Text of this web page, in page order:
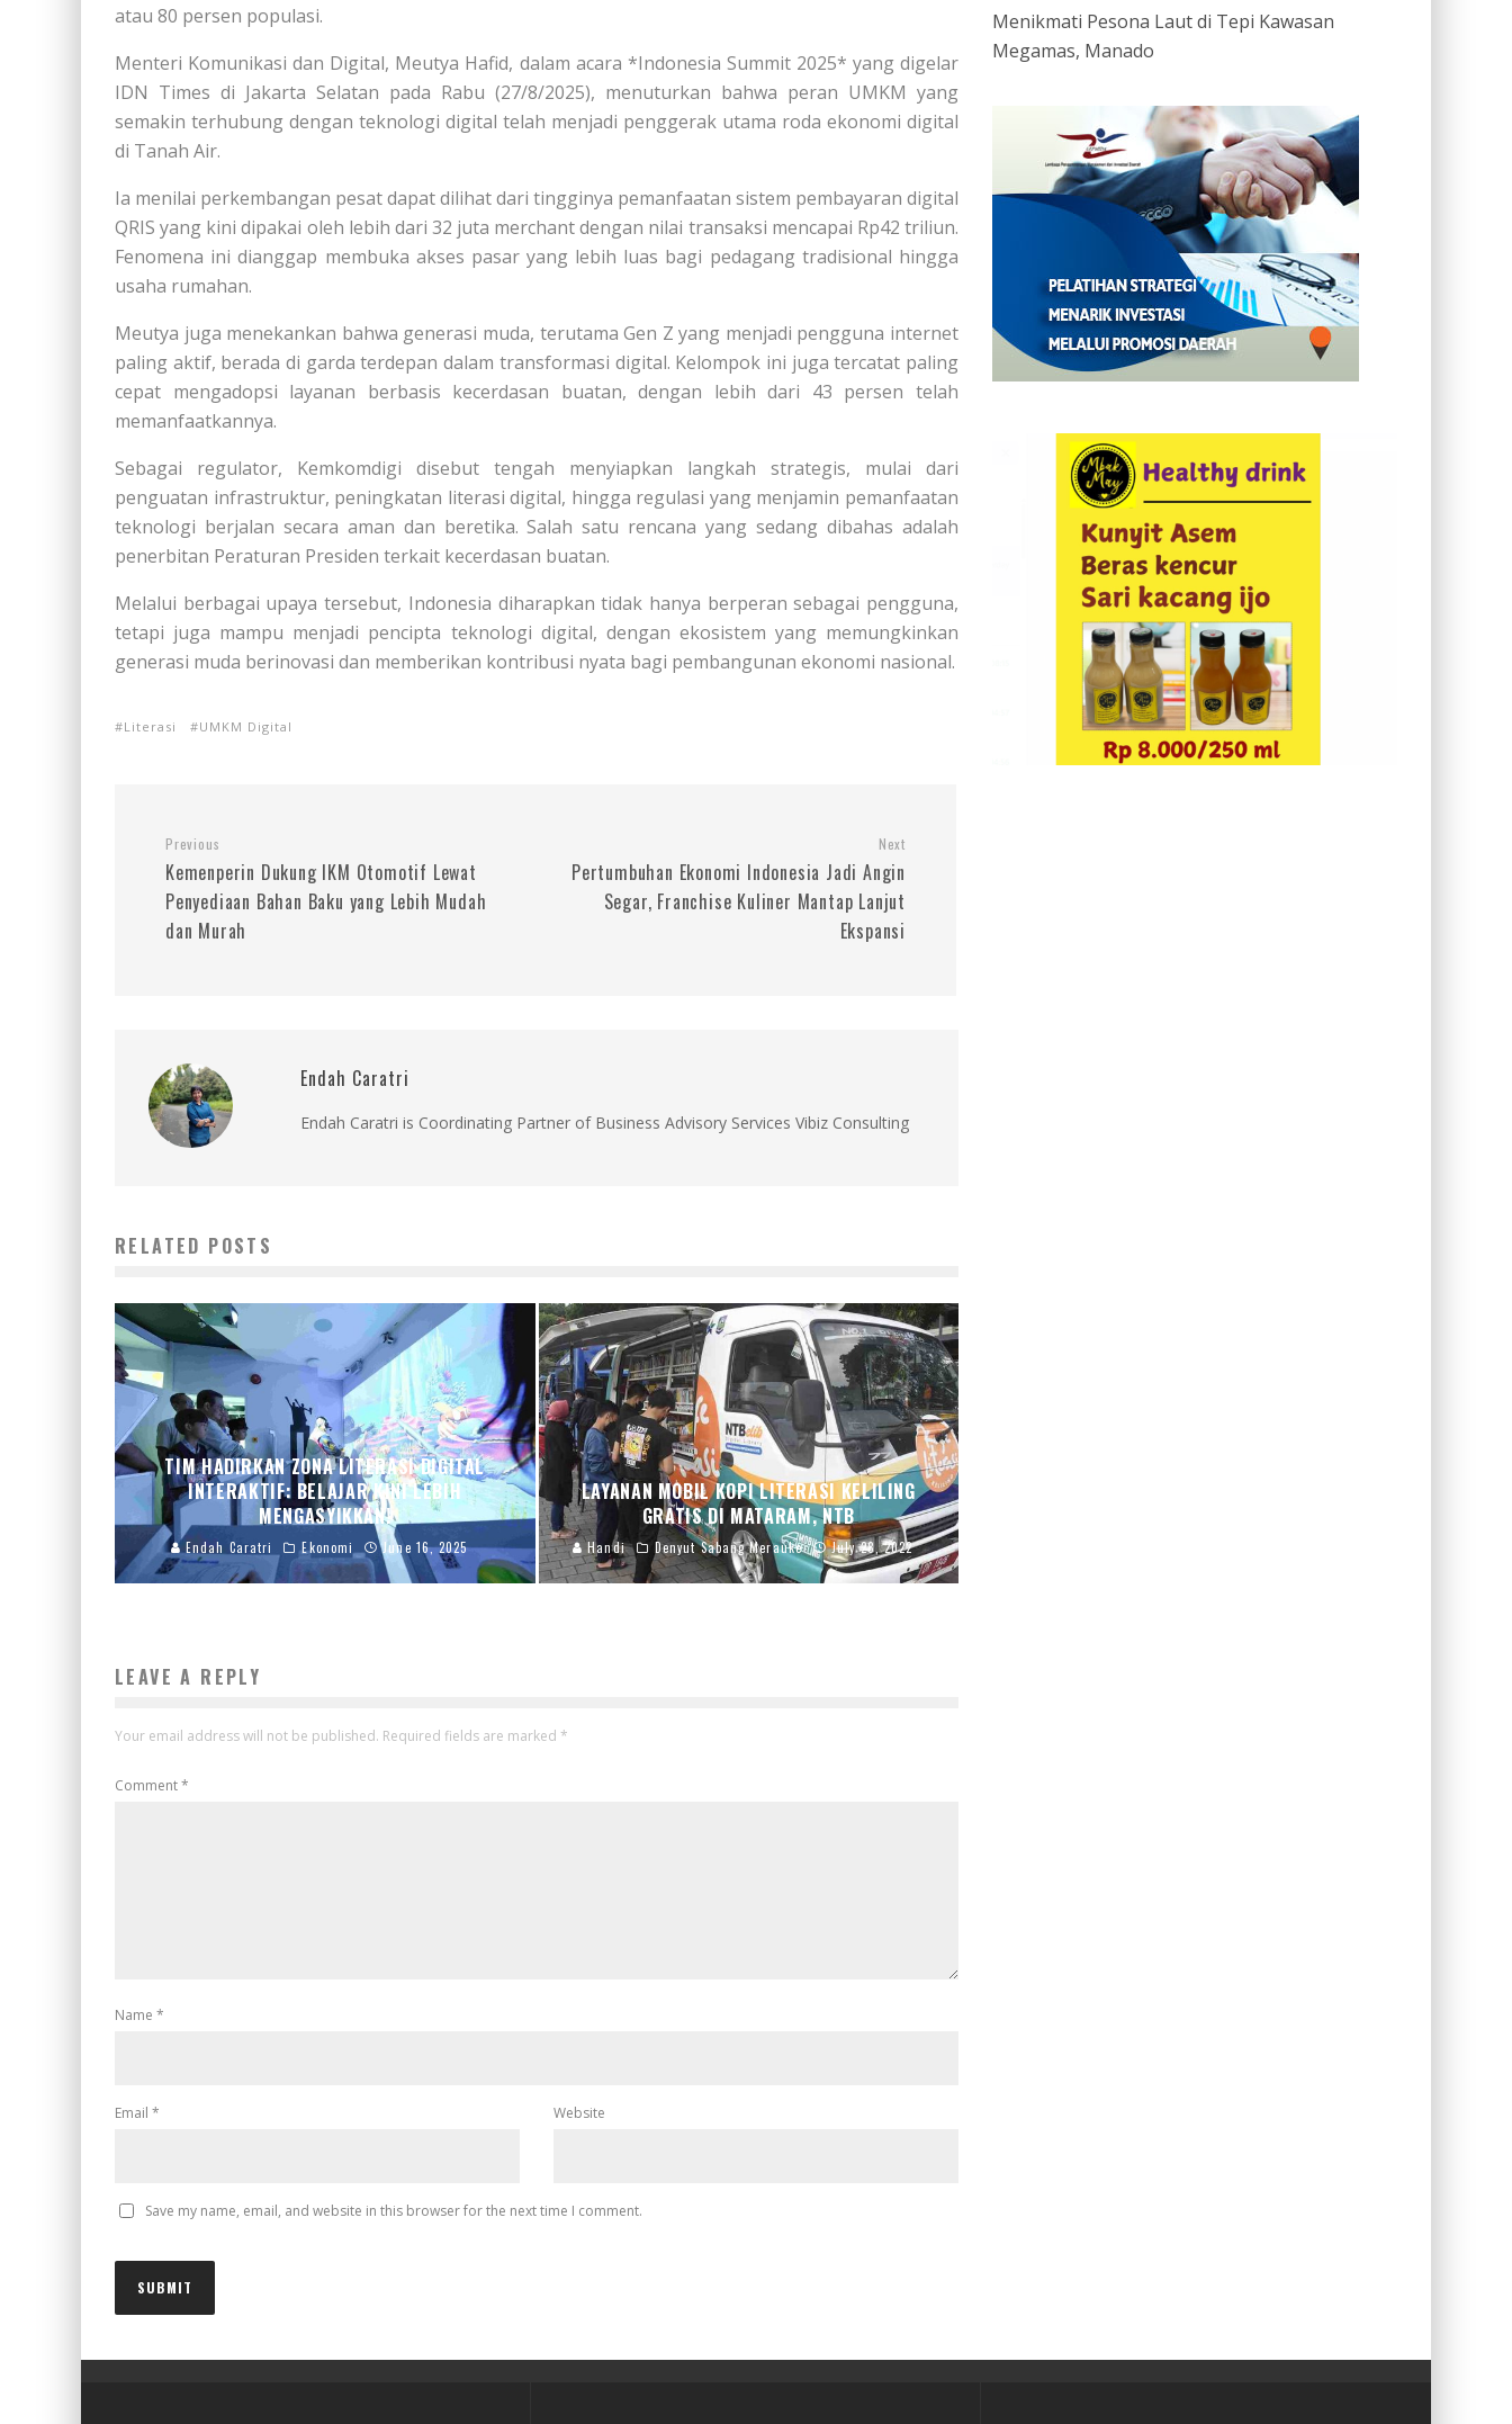
atau 80 persen populasi.
Menteri Komunikasi dan Digital, Meutya Hafid, dalam acara *Indonesia Summit 2025* yang digelar
IDN Times di Jakarta Selatan pada Rabu (27/8/2025), menuturkan bahwa peran UMKM yang
semakin terhubung dengan teknologi digital telah menjadi penggerak utama roda ekonomi digital
di Tanah Air.
Ia menilai perkembangan pesat dapat dilihat dari tingginya pemanfaatan sistem pembayaran digital
QRIS yang kini dipakai oleh lebih dari 32 juta merchant dengan nilai transaksi mencapai Rp42 triliun.
Fenomena ini dianggap membuka akses pasar yang lebih luas bagi pedagang tradisional hingga
usaha rumahan.
Meutya juga menekankan bahwa generasi muda, terutama Gen Z yang menjadi pengguna internet
paling aktif, berada di garda terdepan dalam transformasi digital. Kelompok ini juga tercatat paling
cepat mengadopsi layanan berbasis kecerdasan buatan, dengan lebih dari 43 persen telah
memanfaatkannya.
Sebagai regulator, Kemkomdigi disebut tengah menyiapkan langkah strategis, mulai dari
penguatan infrastruktur, peningkatan literasi digital, hingga regulasi yang menjamin pemanfaatan
teknologi berjalan secara aman dan beretika. Salah satu rencana yang sedang dibahas adalah
penerbitan Peraturan Presiden terkait kecerdasan buatan.
Melalui berbagai upaya tersebut, Indonesia diharapkan tidak hanya berperan sebagai pengguna,
tetapi juga mampu menjadi pencipta teknologi digital, dengan ekosistem yang memungkinkan
generasi muda berinovasi dan memberikan kontribusi nyata bagi pembangunan ekonomi nasional.
Literasi UMKM Digital
Previous
Kemenperin Dukung IKM Otomotif Lewat
Penyediaan Bahan Baku yang Lebih Mudah
dan Murah
Next
Pertumbuhan Ekonomi Indonesia Jadi Angin
Segar, Franchise Kuliner Mantap Lanjut
Ekspansi
Endah Caratri
Endah Caratri is Coordinating Partner of Business Advisory Services Vibiz Consulting
RELATED POSTS
TIM HADIRKAN ZONA LITERASI DIGITAL
INTERAKTIF: BELAJAR KINI LEBIH
MENGASYIKKAN!
Endah Caratri Ekonomi June 16, 2025
LAYANAN MOBIL KOPI LITERASI KELILING
GRATIS DI MATARAM, NTB
Handi Denyut Sabang Merauke July 28, 2022
LEAVE A REPLY
Your email address will not be published. Required fields are marked *
Comment*
Name *
Email * Website
Save my name, email, and website in this browser for the next time I comment.
Menikmati Pesona Laut di Tepi Kawasan
Megamas, Manado